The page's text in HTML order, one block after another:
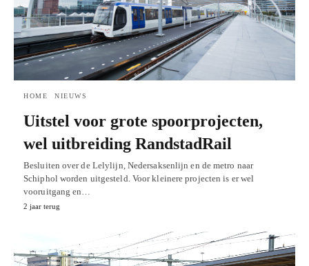
HOME NIEUWS
Uitstel voor grote spoorprojecten,
wel uitbreiding RandstadRail
Besluiten over de Lelylijn, Nedersaksenlijn en de metro naar
Schiphol worden uitgesteld. Voor kleinere projecten is er wel
vooruitgang en…
2 jaar terug